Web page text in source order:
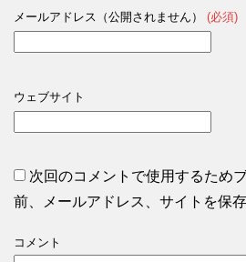
メールアドレス（公開されません） (必須)
ウェブサイト
次回のコメントで使用するため
前、メールアドレス、サイトを保存
コメント